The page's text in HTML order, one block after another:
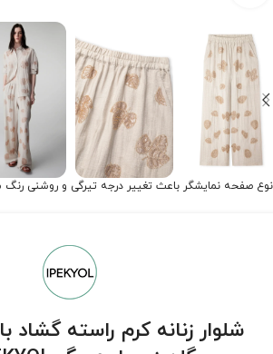
نوع صفحه نمایشگر باعث تغییر درجه تیرگی و روشنی
شلوار زنانه کرم راسته